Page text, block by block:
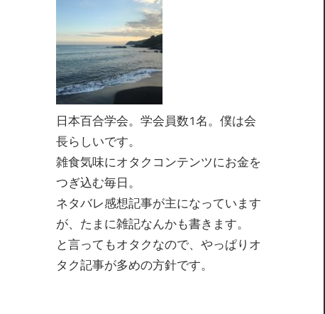
日本百合学会。学会員数1名。僕は会
長らしいです。
雑食気味にオタクコンテンツにお金を
つぎ込む毎日。
ネタバレ感想記事が主になっています
が、たまに雑記なんかも書きます。
と言ってもオタクなので、やっぱりオ
タク記事が多めの方針です。